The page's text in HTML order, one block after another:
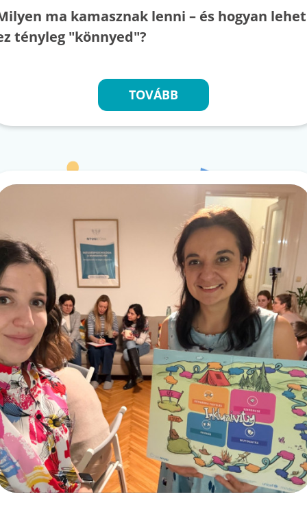
ma kamasznak lenni – és hogyan lehet
tényleg "könnyed"?
TOVÁBB